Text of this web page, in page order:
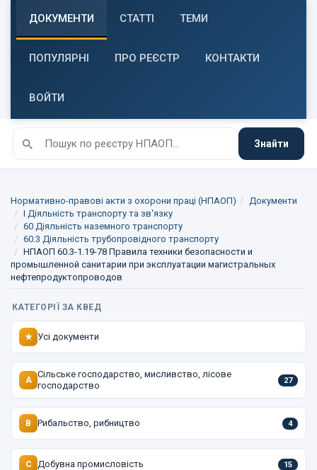
ДОКУМЕНТИ СТАТТІ ТЕМИ
ПОПУЛЯРНІ ПРО РЕЄСТР КОНТАКТИ
ВОЙТИ
Знайти
Нормативно-правові акти з охорони праці (НПАОП)
Документи
I Діяльність транспорту та зв'язку
60 Діяльність наземного транспорту
60.3 Діяльність трубопровідного транспорту
НПАОП 60.3-1.19-78 Правила техники безопасности и
промышленной санитарии при эксплуатации магистральных
нефтепродуктопроводов
КАТЕГОРІЇ ЗА КВЕД
★ Усі документи
A
Сільське господарство, мисливство, лісове
господарство
27
B Рибальство, рибництво 4
C Добувна промисловість 15